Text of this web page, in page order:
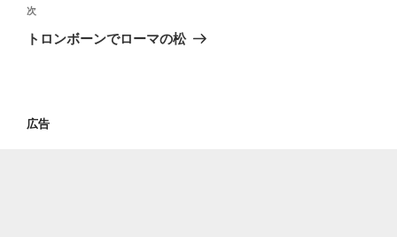
ビ
ゲ
ン
投
稿
次
の
次
トロンボーンでローマの松
広告